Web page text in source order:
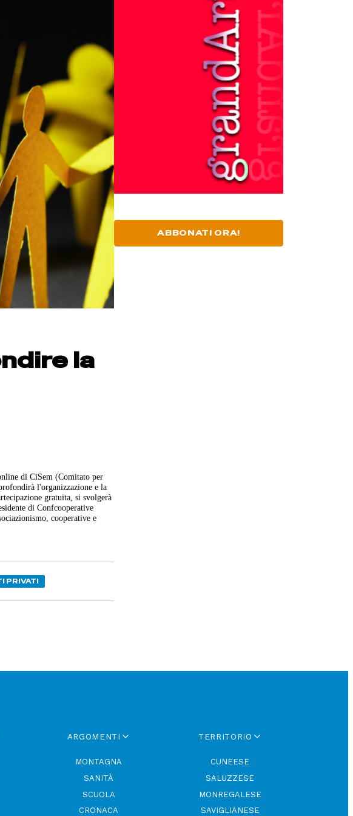
la
di CiSem (Comitato per
l'organizzazione e la
gratuita, si svolgerà
di Confcooperative
cooperative e
PRIVATI
ABBONATI ORA!
ARGOMENTI
MONTAGNA
SANITÀ
SCUOLA
CRONACA
TERRITORIO
CUNEESE
SALUZZESE
MONREGALESE
SAVIGLIANESE